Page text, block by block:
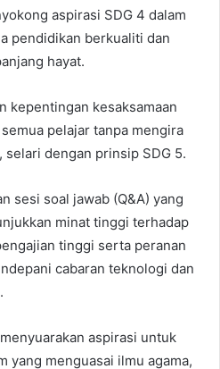
aspirasi SDG 4 dalam
pendidikan berkualiti dan
hayat.
kepentingan kesaksamaan
pelajar tanpa mengira
selari dengan prinsip SDG 5.
sesi soal jawab (Q&A) yang
minat tinggi terhadap
tinggi serta peranan
cabaran teknologi dan
aspirasi untuk
yang menguasai ilmu agama,